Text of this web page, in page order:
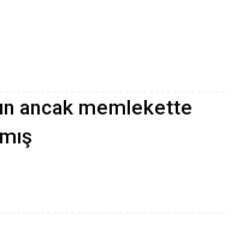
ancak memlekette